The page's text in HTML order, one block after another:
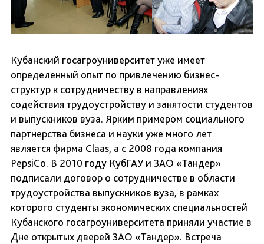
Кубанский госагроуниверситет уже имеет
определенный опыт по привлечению бизнес-
структур к сотрудничеству в направлениях
содействия трудоустройству и занятости студентов
и выпускников вуза. Ярким примером социального
партнерства бизнеса и науки уже много лет
является фирма Claas, а с 2008 года компания
PepsiCo. В 2010 году КубГАУ и ЗАО «Тандер»
подписали договор о сотрудничестве в области
трудоустройства выпускников вуза, в рамках
которого студенты экономических специальностей
Кубанского госагроуниверситета приняли участие в
Дне открытых дверей ЗАО «Тандер». Встреча